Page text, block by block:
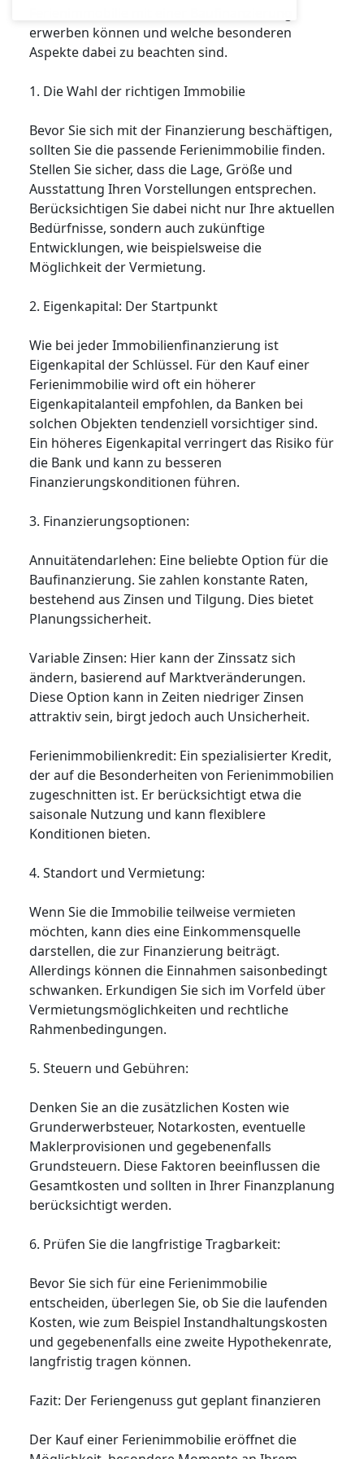
erwerben können und welche besonderen
Aspekte dabei zu beachten sind.
1. Die Wahl der richtigen Immobilie
Bevor Sie sich mit der Finanzierung beschäftigen,
sollten Sie die passende Ferienimmobilie finden.
Stellen Sie sicher, dass die Lage, Größe und
Ausstattung Ihren Vorstellungen entsprechen.
Berücksichtigen Sie dabei nicht nur Ihre aktuellen
Bedürfnisse, sondern auch zukünftige
Entwicklungen, wie beispielsweise die
Möglichkeit der Vermietung.
2. Eigenkapital: Der Startpunkt
Wie bei jeder Immobilienfinanzierung ist
Eigenkapital der Schlüssel. Für den Kauf einer
Ferienimmobilie wird oft ein höherer
Eigenkapitalanteil empfohlen, da Banken bei
solchen Objekten tendenziell vorsichtiger sind.
Ein höheres Eigenkapital verringert das Risiko für
die Bank und kann zu besseren
Finanzierungskonditionen führen.
3. Finanzierungsoptionen:
Annuitätendarlehen: Eine beliebte Option für die
Baufinanzierung. Sie zahlen konstante Raten,
bestehend aus Zinsen und Tilgung. Dies bietet
Planungssicherheit.
Variable Zinsen: Hier kann der Zinssatz sich
ändern, basierend auf Marktveränderungen.
Diese Option kann in Zeiten niedriger Zinsen
attraktiv sein, birgt jedoch auch Unsicherheit.
Ferienimmobilienkredit: Ein spezialisierter Kredit,
der auf die Besonderheiten von Ferienimmobilien
zugeschnitten ist. Er berücksichtigt etwa die
saisonale Nutzung und kann flexiblere
Konditionen bieten.
4. Standort und Vermietung:
Wenn Sie die Immobilie teilweise vermieten
möchten, kann dies eine Einkommensquelle
darstellen, die zur Finanzierung beiträgt.
Allerdings können die Einnahmen saisonbedingt
schwanken. Erkundigen Sie sich im Vorfeld über
Vermietungsmöglichkeiten und rechtliche
Rahmenbedingungen.
5. Steuern und Gebühren:
Denken Sie an die zusätzlichen Kosten wie
Grunderwerbsteuer, Notarkosten, eventuelle
Maklerprovisionen und gegebenenfalls
Grundsteuern. Diese Faktoren beeinflussen die
Gesamtkosten und sollten in Ihrer Finanzplanung
berücksichtigt werden.
6. Prüfen Sie die langfristige Tragbarkeit:
Bevor Sie sich für eine Ferienimmobilie
entscheiden, überlegen Sie, ob Sie die laufenden
Kosten, wie zum Beispiel Instandhaltungskosten
und gegebenenfalls eine zweite Hypothekenrate,
langfristig tragen können.
Fazit: Der Feriengenuss gut geplant finanzieren
Der Kauf einer Ferienimmobilie eröffnet die